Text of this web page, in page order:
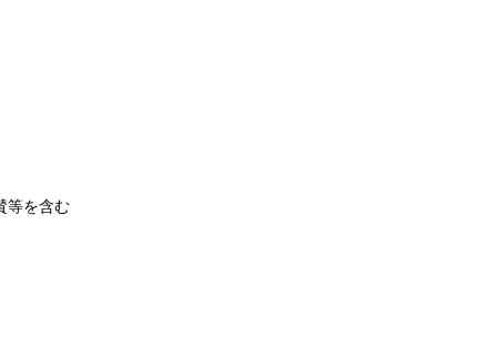
等を含む